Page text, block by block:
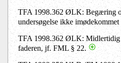
TFA 1998.362 ØLK: Begæring
undersøgelse ikke
TFA 1998.362 ØLK:
faderen, jf. FML § 22.